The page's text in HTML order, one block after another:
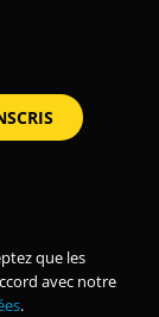
que les
avec notre
.